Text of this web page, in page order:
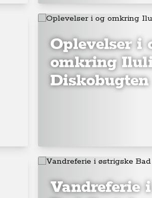
Oplevelser i
omkring
Diskobugten
Vandreferie